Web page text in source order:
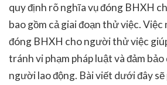
quy định rõ nghĩa vụ đóng BHXH
bao gồm cả giai đoạn thử việc. Việc
đóng BHXH cho người thử việc
tránh vi phạm pháp luật và đảm
người lao động. Bài viết dưới đây